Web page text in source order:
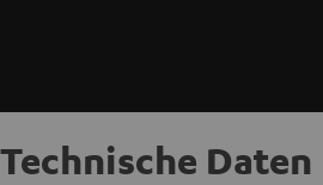
Technische Daten